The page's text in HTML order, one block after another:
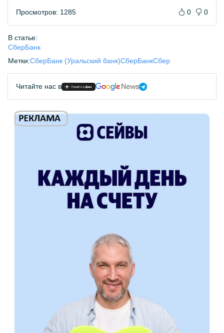
Просмотров: 1285 0 0
В статье:
СберБанк
Метки:СберБанк (Уральский банк)СберБанкСбер
Читайте нас в